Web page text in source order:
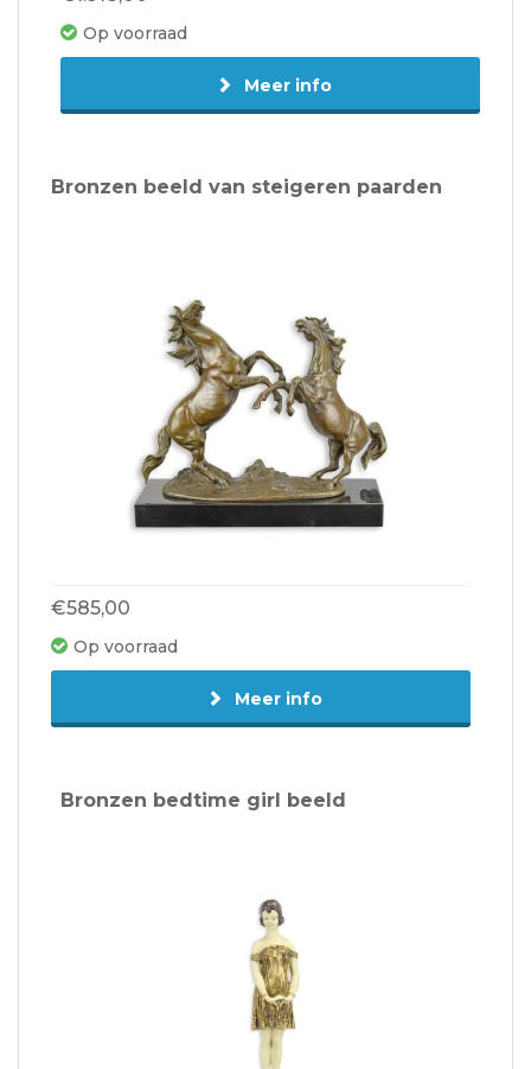
Op voorraad
Meer info
Bronzen beeld van steigeren paarden
€585,00
Op voorraad
Meer info
Bronzen bedtime girl beeld